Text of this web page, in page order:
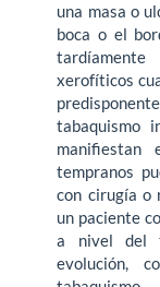
una masa o
boca o el
xerofíticos
tabaquismo
tempranos
con cirugía o
un paciente
a nivel del
evolución,